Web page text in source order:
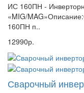
ИС 160ПН -
«MIG/
160ПН п..
12990р.
Сварочный